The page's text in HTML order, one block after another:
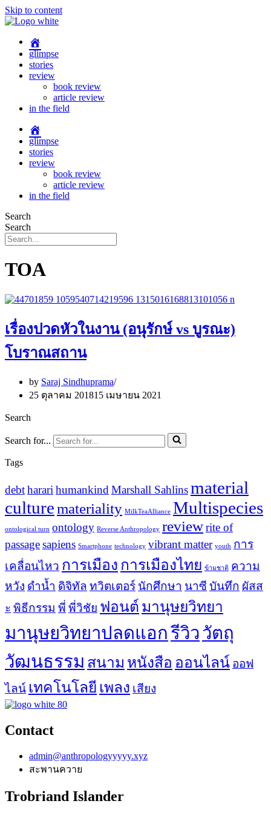
Skip to content
glimpse
stories
review
book review
article review
in the field
glimpse
stories
review
book review
article review
in the field
Search
Search
TOA
เรื่องปวดหัวในงาน (อนุรักษ์ vs บูรณะ)
โบราณสถาน
by Saraj Sindhuprama
25 ตุลาคม 201815 เมษายน 2021
Search
Search for...
Tags
debtharari humankind Marshall Sahlinsmaterial
culturemateriality MilkTeaAlliance Multispecies
ontological turn ontology Reverse Anthropology reviewrite of
passagesapiens Smartphone technology vibrant matter youth การ
เคลื่อนไหว การเมือง การเมืองไทย ข้ามชาติ ความ
หวัง ดำน้ำ ดิจิทัล ทวิตเตอร์ นักศึกษา นาซี บันทึก ผัสส
ะ พิธีกรรม พี่ พี่วิชัย ฟอนต์ มานุษยวิทยา
มานุษยวิทยาปลดแอกรีวิววัตถุ
วัฒนธรรม สนาม หนังสือ ออนไลน์ ออฟ
ไลน์ เทคโนโลยี เพลง เสียง
Contact
admin@anthropologyyyyy.xyz
สะพานควาย
Trobriand Islander